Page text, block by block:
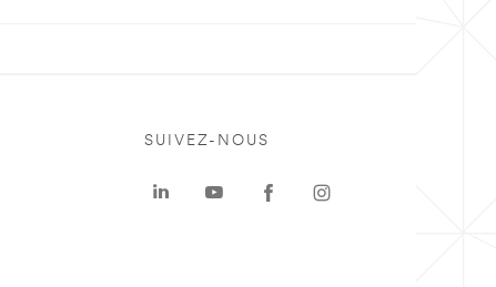
SUIVEZ-NOUS